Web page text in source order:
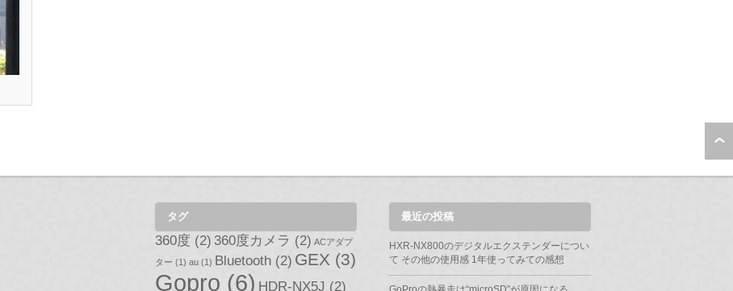
タグ
360度 (2) 360度カメラ (2) ACアダプ
ター (1) au (1) Bluetooth (2) GEX (3)
Gopro (6) HDR-NX5J (2)
最近の投稿
HXR-NX800のデジタルエクステンダーについ
て その他の使用感 1年使ってみての感想